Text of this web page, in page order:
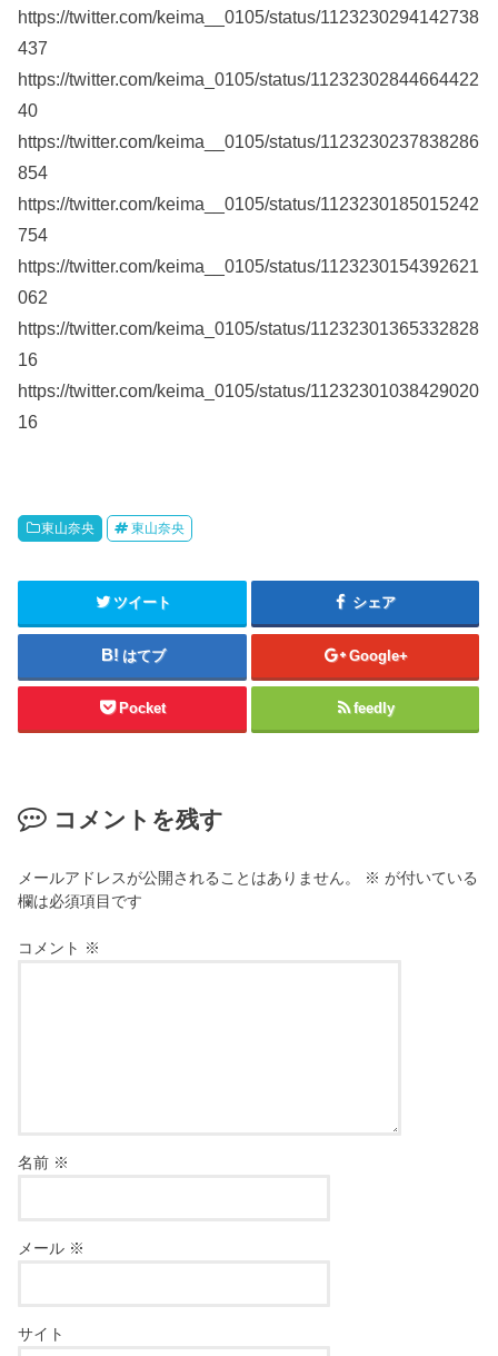
https://twitter.com/keima__0105/status/1123230294142738
437
https://twitter.com/keima_0105/status/11232302844664422
40
https://twitter.com/keima__0105/status/1123230237838286
854
https://twitter.com/keima__0105/status/1123230185015242
754
https://twitter.com/keima__0105/status/1123230154392621
062
https://twitter.com/keima_0105/status/11232301365332828
16
https://twitter.com/keima_0105/status/11232301038429020
16
東山奈央 東山奈央
ツイート シェア
はてブ Google+
Pocket feedly
コメントを残す
メールアドレスが公開されることはありません。 ※ が付いている
欄は必須項目です
コメント ※
名前 ※
メール ※
サイト